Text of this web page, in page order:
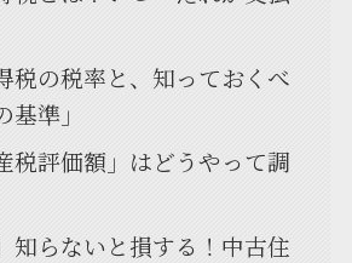
税の税率と、知っておくべ
準」
税評価額」はどうやって調
知らないと損する！中古住